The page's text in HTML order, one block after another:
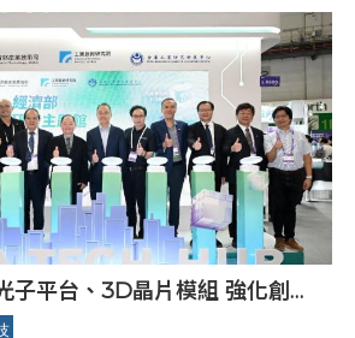
子平台、3D晶片模組 強化創
24億元投資 加速AIoT應用落